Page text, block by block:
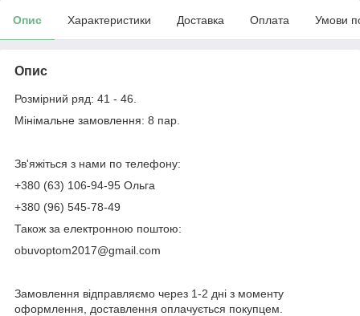
Опис Характеристики Доставка Оплата Умови
Опис
Розмірний ряд: 41 - 46.
Мінімальне замовлення: 8 пар.
Зв'яжіться з нами по телефону:
+380 (63) 106-94-95 Ольга
+380 (96) 545-78-49
Також за електронною поштою:
obuvoptom2017@gmail.com
Замовлення відправляємо через 1-2 дні з моменту
оформлення, доставлення оплачується покупцем.